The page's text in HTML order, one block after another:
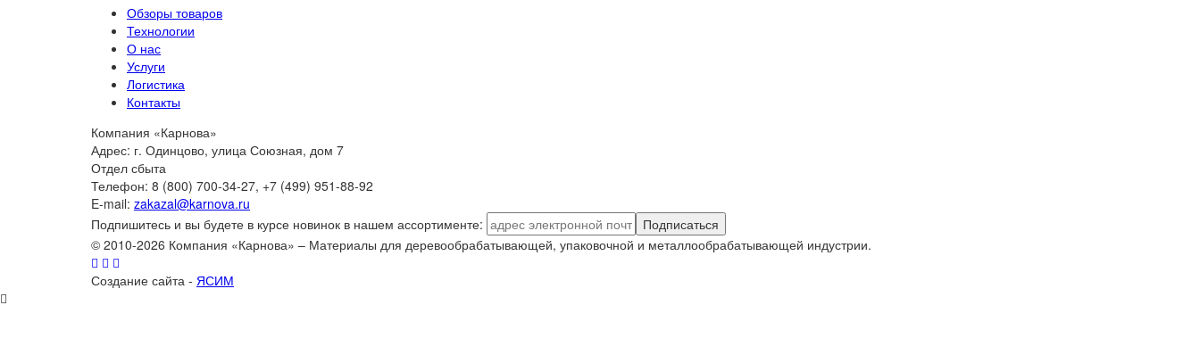
Обзоры товаров
Технологии
О нас
Услуги
Логистика
Контакты
Компания «Карнова»
Адрес: г. Одинцово, улица Союзная, дом 7
Отдел сбыта
Телефон: 8 (800) 700-34-27, +7 (499) 951-88-92
E-mail: zakazal@karnova.ru
Подпишитесь и вы будете в курсе новинок в нашем ассортименте:
Подписаться
© 2010-2026 Компания «Карнова» – Материалы для деревообрабатывающей, упаковочной и металлообрабатывающей индустрии.
Создание сайта - ЯСИМ